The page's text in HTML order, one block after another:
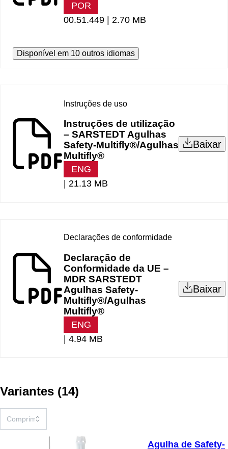
POR
00.51.449 | 2.70 MB
Disponível em 10 outros idiomas
Instruções de uso
Instruções de utilização
– SARSTEDT Agulhas
Safety-Multifly®/Agulhas
Multifly®
ENG
21.13 MB
Baixar
Declarações de conformidade
Declaração de
Conformidade da UE –
MDR SARSTEDT
Agulhas Safety-
Multifly®/Agulhas
Multifly®
ENG
4.94 MB
Baixar
Variantes (14)
Agulha de Safety-